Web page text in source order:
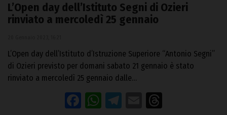
L’Open day dell’Istituto Segni di Ozieri
rinviato a mercoledì 25 gennaio
L’Open day dell’Istituto d’Istruzione Superiore “Antonio Segni”
di Ozieri previsto per domani sabato 21 gennaio è stato
rinviato a mercoledì 25 gennaio dalle…
Facebook
WhatsApp
Telegram
Email